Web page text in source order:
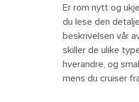
Er rom nytt og
du lese den
beskrivelsen vår
skiller de ulike
hverandre, og
mens du cruiser